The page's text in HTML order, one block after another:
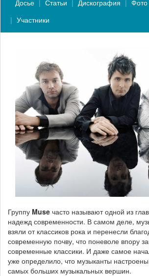
Досье Статьи Дискография Фото
Участники
Группу Muse часто называют одной из
надежд современности. В самом деле,
взяли от классиков рока и перенесли
современную почву, что поневоле впору
современные классики. И даже самое
уже определило, что музыканты
самых больших музыкальных вершин.